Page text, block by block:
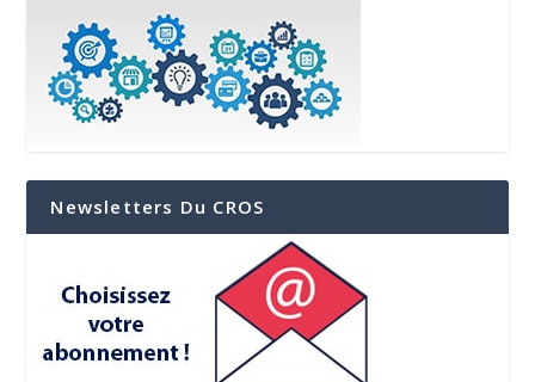
Newsletters Du CROS